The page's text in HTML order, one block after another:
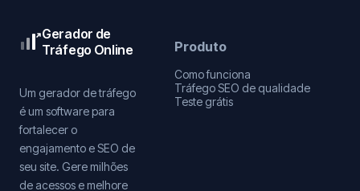
Gerador de
Tráfego Online
Um gerador de tráfego
é um software para
fortalecer o
engajamento e SEO de
seu site. Gere milhões
de acessos e melhore
Produto
Como funciona
Tráfego SEO de qualidade
Teste grátis